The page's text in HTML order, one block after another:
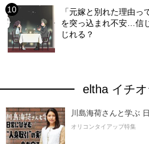
「元嫁と別れた理由
を突っ込まれ不安…信
じれる？
eltha イチ
川島海荷さんと学ぶ
オリコンタイアップ特集